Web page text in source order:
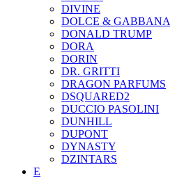
DIVINE
DOLCE & GABBANA
DONALD TRUMP
DORA
DORIN
DR. GRITTI
DRAGON PARFUMS
DSQUARED2
DUCCIO PASOLINI
DUNHILL
DUPONT
DYNASTY
DZINTARS
E